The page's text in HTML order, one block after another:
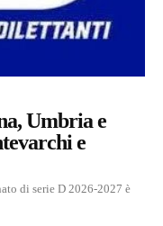
Umbria e
e
di serie D 2026-2027 è